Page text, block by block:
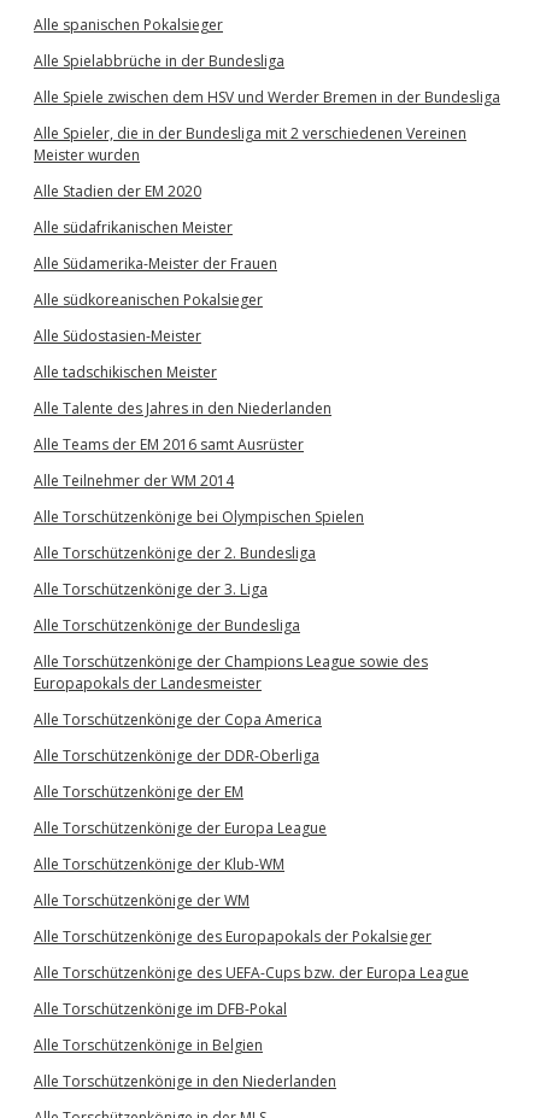
Alle spanischen Pokalsieger
Alle Spielabbrüche in der Bundesliga
Alle Spiele zwischen dem HSV und Werder Bremen in der Bundesliga
Alle Spieler, die in der Bundesliga mit 2 verschiedenen Vereinen
Meister wurden
Alle Stadien der EM 2020
Alle südafrikanischen Meister
Alle Südamerika-Meister der Frauen
Alle südkoreanischen Pokalsieger
Alle Südostasien-Meister
Alle tadschikischen Meister
Alle Talente des Jahres in den Niederlanden
Alle Teams der EM 2016 samt Ausrüster
Alle Teilnehmer der WM 2014
Alle Torschützenkönige bei Olympischen Spielen
Alle Torschützenkönige der 2. Bundesliga
Alle Torschützenkönige der 3. Liga
Alle Torschützenkönige der Bundesliga
Alle Torschützenkönige der Champions League sowie des
Europapokals der Landesmeister
Alle Torschützenkönige der Copa America
Alle Torschützenkönige der DDR-Oberliga
Alle Torschützenkönige der EM
Alle Torschützenkönige der Europa League
Alle Torschützenkönige der Klub-WM
Alle Torschützenkönige der WM
Alle Torschützenkönige des Europapokals der Pokalsieger
Alle Torschützenkönige des UEFA-Cups bzw. der Europa League
Alle Torschützenkönige im DFB-Pokal
Alle Torschützenkönige in Belgien
Alle Torschützenkönige in den Niederlanden